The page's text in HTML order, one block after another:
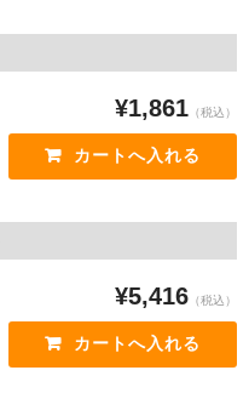
¥1,861 （税込）
¥5,416 （税込）